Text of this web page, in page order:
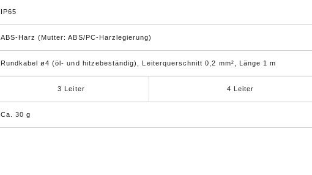
IP65
ABS-Harz (Mutter: ABS/PC-Harzlegierung)
Rundkabel ø4 (öl- und hitzebeständig), Leiterquerschnitt 0,2 mm², Länge 1 m
3 Leiter 4 Leiter
Ca. 30 g